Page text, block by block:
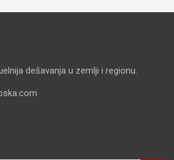
dešavanja u zemlji i regionu.